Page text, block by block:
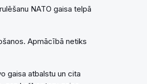
NATO gaisa telpā
Apmācībā netiks
gaisa atbalstu un cita